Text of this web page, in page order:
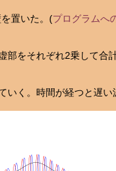
置いた。(プログラムへ
部をそれぞれ2乗して合
いく。時間が経つと遅